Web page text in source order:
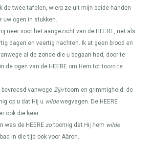
de twee tafelen, wierp ze uit mijn beide handen
uw ogen in stukken.
neer voor het aangezicht van de HEERE, net als
dagen en veertig nachten. Ik at geen brood en
al de zonde die u begaan had, door te
de ogen van de HEERE om Hem tot toorn te
vanwege Zijntoorn en grimmigheid: de
op u dat Hij u wildewegvagen. De HEERE
ook die keer.
was de HEERE zotoornig dat Hij hem wilde
in die tijd ook voor Aäron.